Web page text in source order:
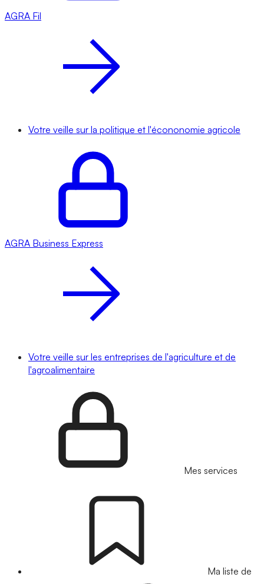
AGRA Fil
Votre veille sur la politique et l'écononomie agricole
AGRA Business Express
Votre veille sur les entreprises de l'agriculture et de
l'agroalimentaire
Mes services
Ma liste de